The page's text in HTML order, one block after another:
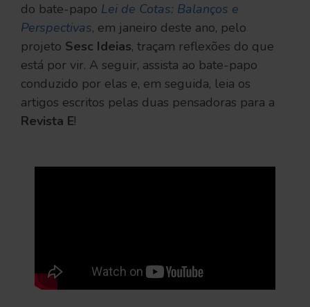
do bate-papo Lei de Cotas: Balanços e
Perspectivas, em janeiro deste ano, pelo
projeto Sesc Ideias, traçam reflexões do que
está por vir. A seguir, assista ao bate-papo
conduzido por elas e, em seguida, leia os
artigos escritos pelas duas pensadoras para a
Revista E!